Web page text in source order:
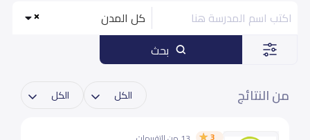
كل المدن
من النتائج